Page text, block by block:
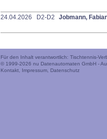
24.04.2026 D2-D2 Jobmann,
Für den Inhalt verantwortlich: Tischtennis-
© 1999-2026 nu Datenautomaten GmbH -
Kontakt
Impressum Datenschutz